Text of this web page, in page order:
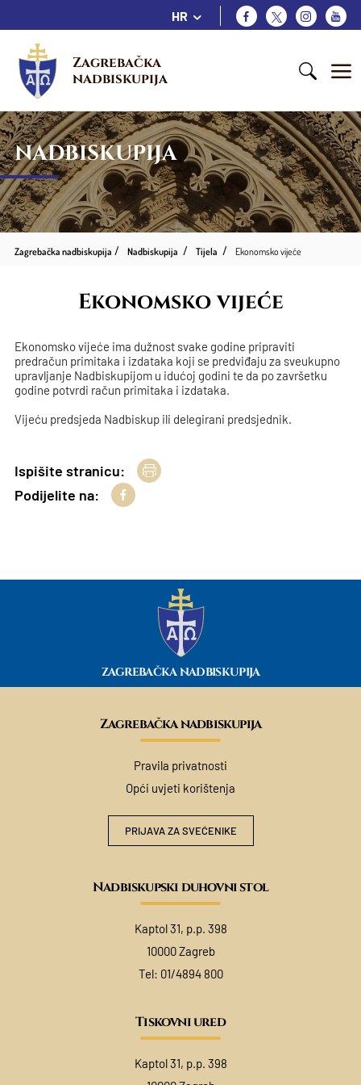
HR
Zagrebačka
nadbiskupija
NADBISKUPIJA
Zagrebačka nadbiskupija Nadbiskupija Tijela Ekonomsko vijeće
Ekonomsko vijeće
Ekonomsko vijeće ima dužnost svake godine pripraviti
predračun primitaka i izdataka koji se predviđaju za sveukupno
upravljanje Nadbiskupijom u idućoj godini te da po završetku
godine potvrdi račun primitaka i izdataka.
Vijeću predsjeda Nadbiskup ili delegirani predsjednik.
Ispišite stranicu:
Podijelite na:
ZAGREBAČKA NADBISKUPIJA
Zagrebačka nadbiskupija
Pravila privatnosti
Opći uvjeti korištenja
PRIJAVA ZA SVEĆENIKE
Nadbiskupski duhovni stol
Kaptol 31, p.p. 398
10000 Zagreb
Tel: 01/4894 800
Tiskovni ured
Kaptol 31, p.p. 398